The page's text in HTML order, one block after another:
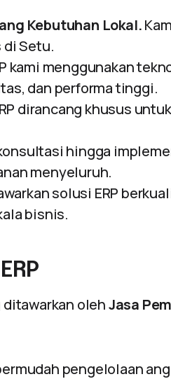
Kebutuhan Lokal.
Setu.
kami menggunakan
dan performa tinggi.
dirancang khusus
hingga
menyeluruh.
solusi ERP
bisnis.
olehJasa
pengelolaan